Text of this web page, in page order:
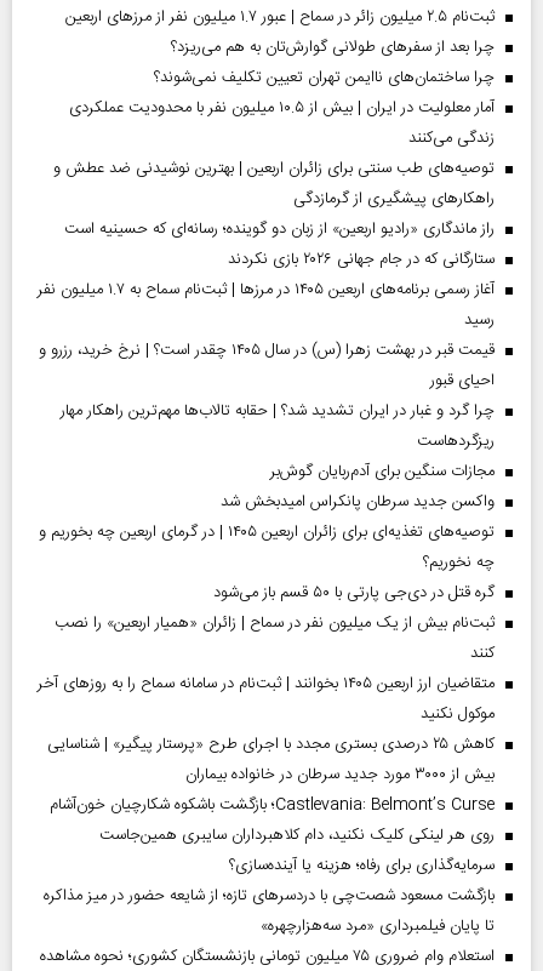
ثبت‌نام ۲.۵ میلیون زائر در سماح | عبور ۱.۷ میلیون نفر از مرز‌های اربعین
چرا بعد از سفرهای طولانی گوارش‌تان به هم می‌ریزد؟
چرا ساختمان‌های ناایمن تهران تعیین تکلیف نمی‌شوند؟
آمار معلولیت در ایران | بیش از ۱۰.۵ میلیون نفر با محدودیت عملکردی
زندگی می‌کنند
توصیه‌های طب سنتی برای زائران اربعین | بهترین نوشیدنی ضد عطش و
راهکارهای پیشگیری از گرمازدگی
راز ماندگاری «رادیو اربعین» از زبان دو گوینده؛ رسانه‌ای که حسینیه است
ستارگانی که در جام جهانی ۲۰۲۶ بازی نکردند
آغاز رسمی برنامه‌های اربعین ۱۴۰۵ در مرز‌ها | ثبت‌نام سماح به ۱.۷ میلیون نفر
رسید
قیمت قبر در بهشت زهرا (س) در سال ۱۴۰۵ چقدر است؟ | نرخ خرید، رزرو و
احیای قبور
چرا گرد و غبار در ایران تشدید شد؟ | حقابه تالاب‌ها مهم‌ترین راهکار مهار
ریزگردهاست
مجازات سنگین برای آدم‌ربایان گوش‌بر
واکسن جدید سرطان پانکراس امیدبخش شد
توصیه‌های تغذیه‌ای برای زائران اربعین ۱۴۰۵ | در گرمای اربعین چه بخوریم و
چه نخوریم؟
گره قتل در دی‌جی پارتی با ۵۰ قسم باز می‌شود
ثبت‌نام بیش از یک میلیون نفر در سماح | زائران «همیار اربعین» را نصب
کنند
متقاضیان ارز اربعین ۱۴۰۵ بخوانند | ثبت‌نام در سامانه سماح را به روز‌های آخر
موکول نکنید
کاهش ۲۵ درصدی بستری مجدد با اجرای طرح «پرستار پیگیر» | شناسایی
بیش از ۳۰۰۰ مورد جدید سرطان در خانواده بیماران
Castlevania: Belmont’s Curse؛ بازگشت باشکوه شکارچیان خون‌آشام
روی هر لینکی کلیک نکنید، دام کلاهبرداران سایبری همین‌جاست
سرمایه‌گذاری برای رفاه؛ هزینه یا آینده‌سازی؟
بازگشت مسعود شصت‌چی با دردسر‌های تازه؛ از شایعه حضور در میز مذاکره
تا پایان فیلمبرداری «مرد سه‌هزارچهره»
استعلام وام ضروری ۷۵ میلیون تومانی بازنشستگان کشوری؛ نحوه مشاهده